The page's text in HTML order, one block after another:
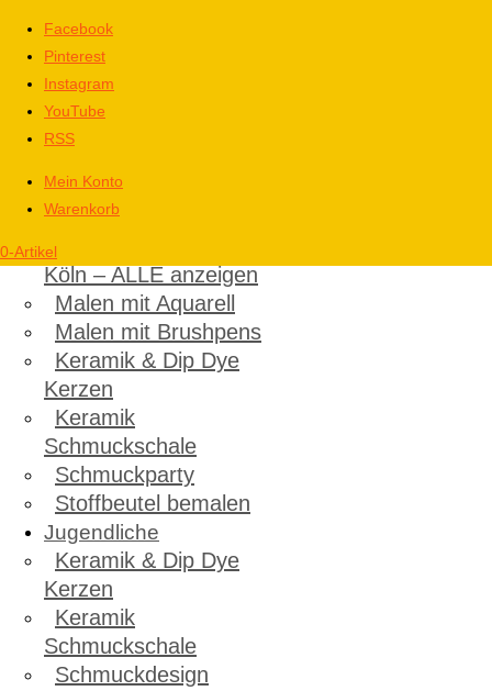
Facebook
Pinterest
Instagram
YouTube
RSS
Mein Konto
Warenkorb
0-Artikel
Kinder
Kindergeburtstag in
Köln – ALLE anzeigen
Malen mit Aquarell
Malen mit Brushpens
Keramik & Dip Dye
Kerzen
Keramik
Schmuckschale
Schmuckparty
Stoffbeutel bemalen
Jugendliche
Keramik & Dip Dye
Kerzen
Keramik
Schmuckschale
Schmuckdesign